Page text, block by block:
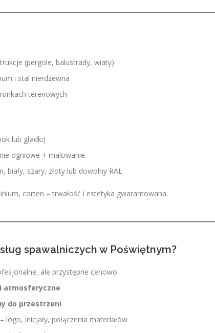
(pergole, balustrady, wiaty)
i stal nierdzewna
terenowych
lub gładki)
ogniowe + malowanie
szary, złoty lub dowolny RAL
corten – trwałość i estetyka gwarantowana.
spawalniczych w Poświętnym?
ale przystępne cenowo
atmosferyczne
do przestrzeni
– logo, inicjały, połączenia materiałów